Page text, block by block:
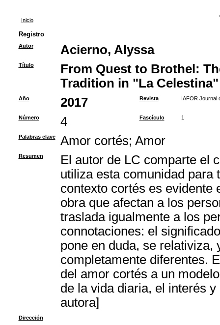
Inicio
Registro
Autor Acierno, Alyssa
Título
From Quest to Brothel:
Tradition in "La Celestina"
Año 2017 Revista IAFOR Journal
Número 4 Fascículo 1
Palabras clave Amor cortés; Amor
Resumen
El autor de LC comparte el
utiliza esta comunidad para
contexto cortés es evidente
obra que afectan a los
traslada igualmente a los
connotaciones: el
pone en duda, se
completamente diferentes.
del amor cortés a un
de la vida diaria, el interés
autora]
Dirección